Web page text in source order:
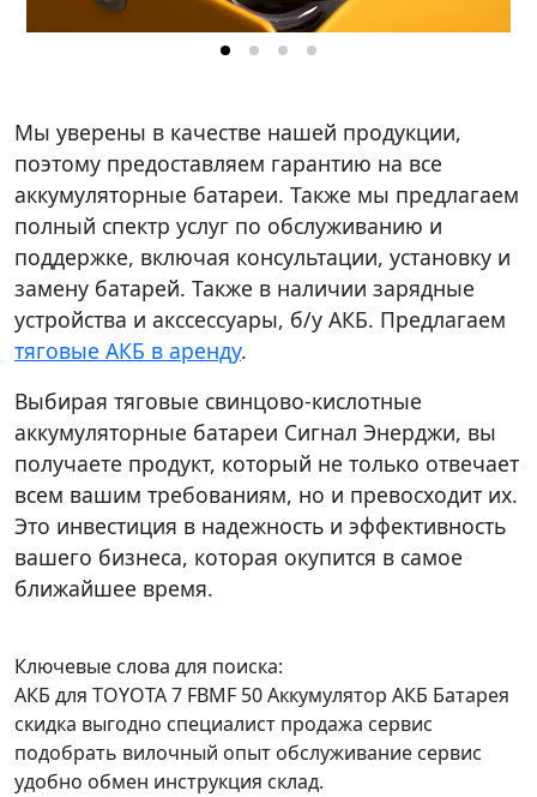
Мы уверены в качестве нашей продукции,
поэтому предоставляем гарантию на все
аккумуляторные батареи. Также мы предлагаем
полный спектр услуг по обслуживанию и
поддержке, включая консультации, установку и
замену батарей. Также в наличии зарядные
устройства и акссессуары, б/у АКБ. Предлагаем
тяговые АКБ в аренду.
Выбирая тяговые свинцово-кислотные
аккумуляторные батареи Сигнал Энерджи, вы
получаете продукт, который не только отвечает
всем вашим требованиям, но и превосходит их.
Это инвестиция в надежность и эффективность
вашего бизнеса, которая окупится в самое
ближайшее время.
Ключевые слова для поиска:
АКБ для TOYOTA 7 FBMF 50 Аккумулятор АКБ Батарея
скидка выгодно специалист продажа сервис
подобрать вилочный опыт обслуживание сервис
удобно обмен инструкция склад.